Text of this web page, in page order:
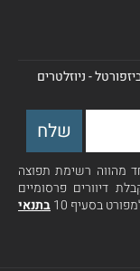
- ניוזלטרים
מהווה רשימת תפוצה
דיוורים פרסומיים
בסעיף 10
בתנאי